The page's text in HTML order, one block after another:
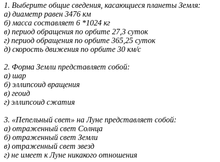
1. Выберите общие сведения, касающиеся планеты Земля:
а) диаметр равен 3476 км
б) масса составляет 6 *1024 кг
в) период обращения по орбите 27,3 суток
г) период обращения по орбите 365,25 суток
д) скорость движения по орбите 30 км/с
2. Форма Земли представляет собой:
а) шар
б) эллипсоид вращения
в) геоид
г) эллипсоид сжатия
3. «Пепельный свет» на Луне представляет собой:
а) отраженный свет Солнца
б) отраженный свет Земли
в) отраженный свет звезд
г) не имеет к Луне никакого отношения